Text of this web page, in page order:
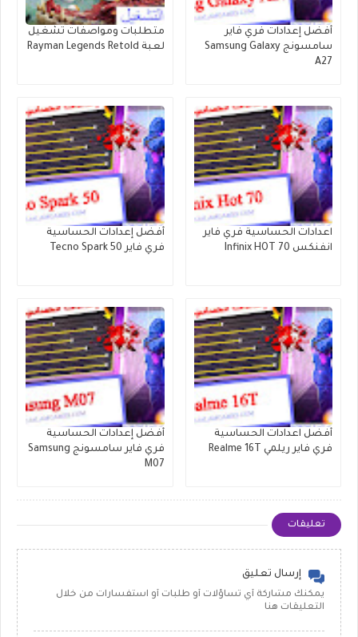
أفضل إعدادات فري فاير
سامسونج Samsung Galaxy
A27
متطلبات ومواصفات تشغيل
لعبة Rayman Legends Retold
اعدادات الحساسية فري فاير
انفنكس Infinix HOT 70
أفضل إعدادات الحساسية
فري فاير Tecno Spark 50
أفضل اعدادات الحساسية
فري فاير ريلمي Realme 16T
أفضل إعدادات الحساسية
فري فاير سامسونج Samsung
M07
تعليقات
إرسال تعليق
يمكنك مشاركة أي تساؤلات أو طلبات أو استفسارات من خلال
التعليقات هنا